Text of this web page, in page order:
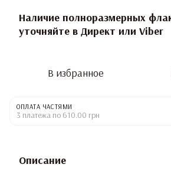
Наличие полноразмерных
уточняйте в Директ или Viber
В избранное
ОПЛАТА ЧАСТЯМИ
3 платежа по 610.00 грн
Описание